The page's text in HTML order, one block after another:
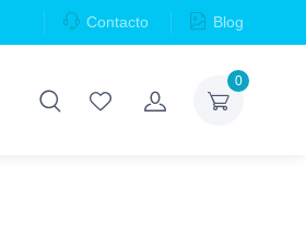
Contacto Blog
0